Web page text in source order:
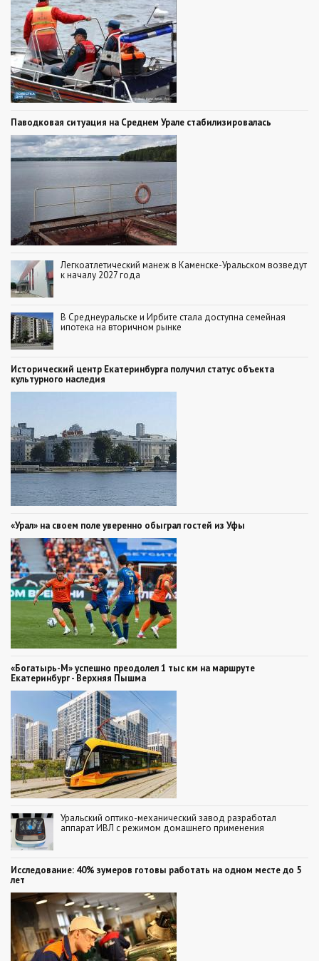
Паводковая ситуация на Среднем Урале стабилизировалась
Легкоатлетический манеж в Каменске-Уральском возведут
к началу 2027 года
В Среднеуральске и Ирбите стала доступна семейная
ипотека на вторичном рынке
Исторический центр Екатеринбурга получил статус объекта
культурного наследия
«Урал» на своем поле уверенно обыграл гостей из Уфы
«Богатырь-М» успешно преодолел 1 тыс км на маршруте
Екатеринбург - Верхняя Пышма
Уральский оптико-механический завод разработал
аппарат ИВЛ с режимом домашнего применения
Исследование: 40% зумеров готовы работать на одном месте до 5
лет